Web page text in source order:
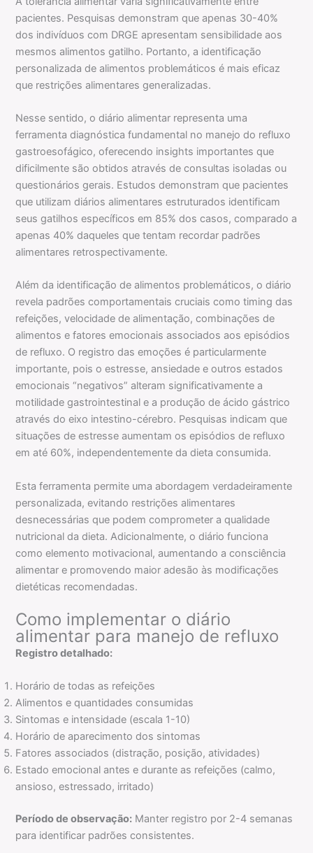
pacientes. Pesquisas demonstram que apenas 30-40%
dos indivíduos com DRGE apresentam sensibilidade aos
mesmos alimentos gatilho. Portanto, a identificação
personalizada de alimentos problemáticos é mais eficaz
que restrições alimentares generalizadas.
Nesse sentido, o diário alimentar representa uma
ferramenta diagnóstica fundamental no manejo do refluxo
gastroesofágico, oferecendo insights importantes que
dificilmente são obtidos através de consultas isoladas ou
questionários gerais. Estudos demonstram que pacientes
que utilizam diários alimentares estruturados identificam
seus gatilhos específicos em 85% dos casos, comparado a
apenas 40% daqueles que tentam recordar padrões
alimentares retrospectivamente.
Além da identificação de alimentos problemáticos, o diário
revela padrões comportamentais cruciais como timing das
refeições, velocidade de alimentação, combinações de
alimentos e fatores emocionais associados aos episódios
de refluxo. O registro das emoções é particularmente
importante, pois o estresse, ansiedade e outros estados
emocionais “negativos” alteram significativamente a
motilidade gastrointestinal e a produção de ácido gástrico
através do eixo intestino-cérebro. Pesquisas indicam que
situações de estresse aumentam os episódios de refluxo
em até 60%, independentemente da dieta consumida.
Esta ferramenta permite uma abordagem verdadeiramente
personalizada, evitando restrições alimentares
desnecessárias que podem comprometer a qualidade
nutricional da dieta. Adicionalmente, o diário funciona
como elemento motivacional, aumentando a consciência
alimentar e promovendo maior adesão às modificações
dietéticas recomendadas.
Como implementar o diário
alimentar para manejo de refluxo
Registro detalhado:
Horário de todas as refeições
Alimentos e quantidades consumidas
Sintomas e intensidade (escala 1-10)
Horário de aparecimento dos sintomas
Fatores associados (distração, posição, atividades)
Estado emocional antes e durante as refeições (calmo,
ansioso, estressado, irritado)
Período de observação: Manter registro por 2-4 semanas
para identificar padrões consistentes.